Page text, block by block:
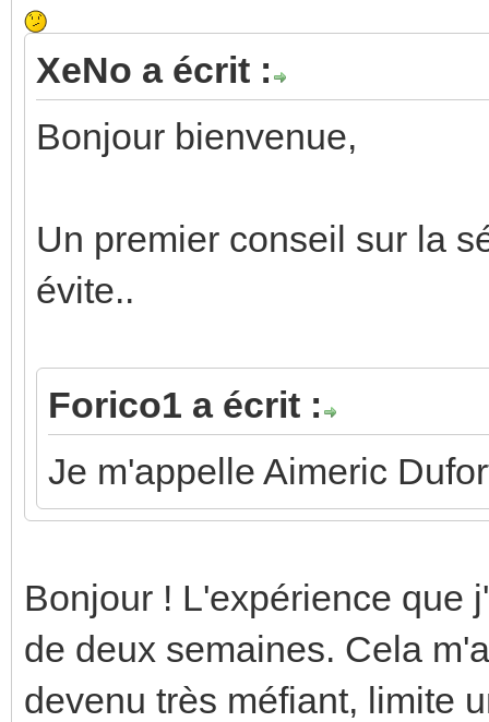
XeNo a écrit :
Bonjour bienvenue,
Un premier conseil sur la
évite..
Forico1 a écrit :
Je m'appelle Aimeric
Bonjour ! L'expérience que
de deux semaines. Cela
devenu très méfiant, limite